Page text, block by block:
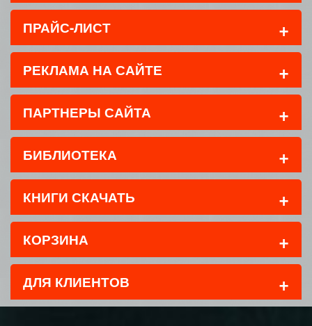
ПРАЙС-ЛИСТ +
РЕКЛАМА НА САЙТЕ +
ПАРТНЕРЫ САЙТА +
БИБЛИОТЕКА +
КНИГИ СКАЧАТЬ +
КОРЗИНА +
ДЛЯ КЛИЕНТОВ +